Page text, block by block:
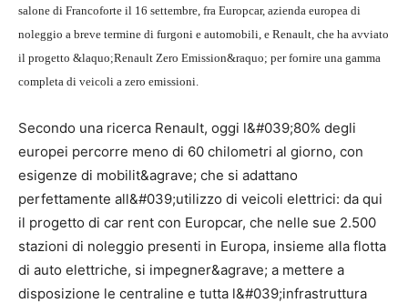
salone di Francoforte il 16 settembre, fra Europcar, azienda europea di
noleggio a breve termine di furgoni e automobili, e Renault, che ha avviato
il progetto &laquo;Renault Zero Emission&raquo; per fornire una gamma
completa di veicoli a zero emissioni.
Secondo una ricerca Renault, oggi l&#039;80% degli
europei percorre meno di 60 chilometri al giorno, con
esigenze di mobilit&agrave; che si adattano
perfettamente all&#039;utilizzo di veicoli elettrici: da qui
il progetto di car rent con Europcar, che nelle sue 2.500
stazioni di noleggio presenti in Europa, insieme alla flotta
di auto elettriche, si impegner&agrave; a mettere a
disposizione le centraline e tutta l&#039;infrastruttura